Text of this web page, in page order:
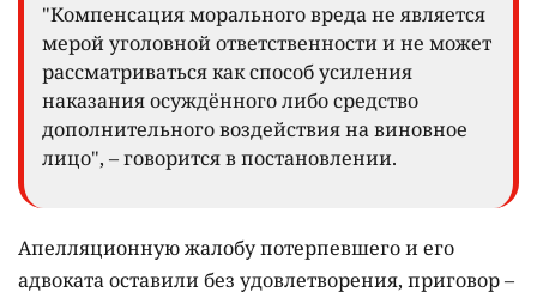
"Компенсация морального вреда не является
мерой уголовной ответственности и не может
рассматриваться как способ усиления
наказания осуждённого либо средство
дополнительного воздействия на виновное
лицо", – говорится в постановлении.
Апелляционную жалобу потерпевшего и его
адвоката оставили без удовлетворения, приговор –